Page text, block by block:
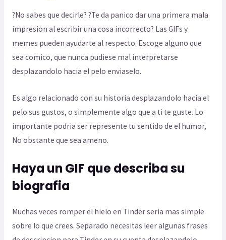
?No sabes que decirle? ?Te da panico dar una primera mala
impresion al escribir una cosa incorrecto? Las GIFs y
memes pueden ayudarte al respecto. Escoge alguno que
sea comico, que nunca pudiese mal interpretarse
desplazandolo hacia el pelo enviaselo.
Es algo relacionado con su historia desplazandolo hacia el
pelo sus gustos, o simplemente algo que a ti te guste. Lo
importante podri­a ser represente tu sentido de el humor,
No obstante que sea ameno.
Haya un GIF que describa su
biografia
Muchas veces romper el hielo en Tinder seri­a mas simple
sobre lo que crees. Separado necesitas leer algunas frases